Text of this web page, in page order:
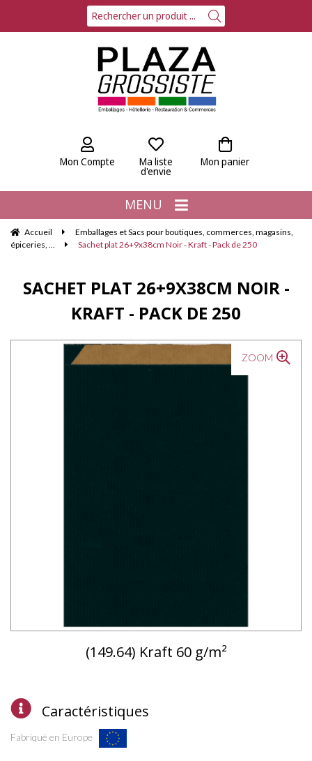
Mon Compte Mon panier
Ma liste
d'envie
MENU
Accueil
Emballages et Sacs pour boutiques, commerces, magasins,
épiceries, ...
Sachet plat 26+9x38cm Noir - Kraft - Pack de 250
SACHET PLAT 26+9X38CM NOIR -
KRAFT - PACK DE 250
ZOOM
(149.64) Kraft 60 g/m²
Caractéristiques
Fabriqué en Europe